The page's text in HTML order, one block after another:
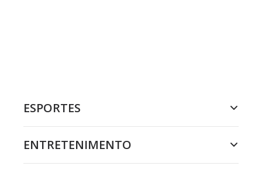
ESPORTES
ENTRETENIMENTO